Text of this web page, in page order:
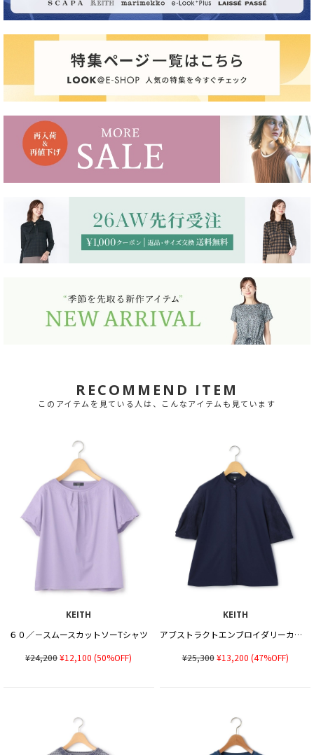
RECOMMEND ITEM
このアイテムを見ている人は、こんなアイテムも見ています
KEITH
６０／－スムースカットソーTシャツ
¥24,200¥12,100 (50%OFF)
KEITH
アブストラクトエンブロイダリーカットソー
¥25,300¥13,200 (47%OFF)